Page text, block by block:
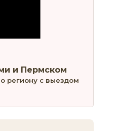
и Пермском
региону с выездом